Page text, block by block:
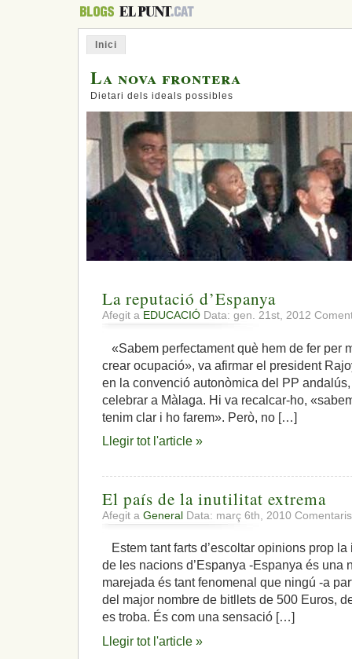
Inici
La nova frontera
Dietari dels ideals possibles
La reputació d’Espanya
Afegit a EDUCACIÓ Data: gen. 21st, 2012
«Sabem perfectament què hem de fer per
crear ocupació», va afirmar el president
en la convenció autonòmica del PP
celebrar a Màlaga. Hi va recalcar-ho,
tenim clar i ho farem». Però, no […]
Llegir tot l'article »
El país de la inutilitat extrema
Afegit a General Data: març 6th, 2010
Estem tant farts d’escoltar opinions prop
de les nacions d’Espanya -Espanya és una
marejada és tant fenomenal que ningú -a
del major nombre de bitllets de 500 Euros,
es troba. És com una sensació […]
Llegir tot l'article »